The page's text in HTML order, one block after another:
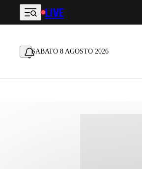
Vai al contenuto principale
LIVE
SABATO 8 AGOSTO 2026